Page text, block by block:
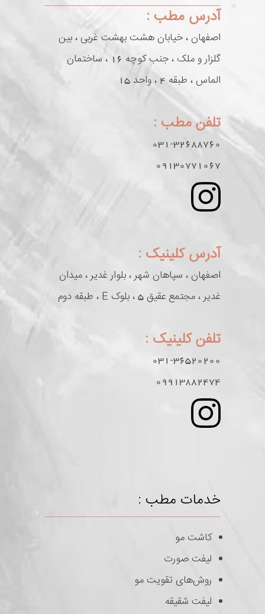
آدرس مطب :
اصفهان ، خیابان هشت بهشت غربی ، بین
گلزار و ملک ، جنب کوچه 16 ، ساختمان
الماس ، طبقه 4 ، واحد 15
تلفن مطب :
031-32688760
09130771067
آدرس کلینیک :
اصفهان ، سپاهان شهر ، بلوار غدیر ، میدان
غدیر ، مجتمع عقیق 5 ، بلوک E ، طبقه دوم
تلفن کلینیک :
031-36520200
09913882474
خدمات مطب :
کاشت مو
لیفت صورت
روش‌های تقویت مو
لیفت شقیقه